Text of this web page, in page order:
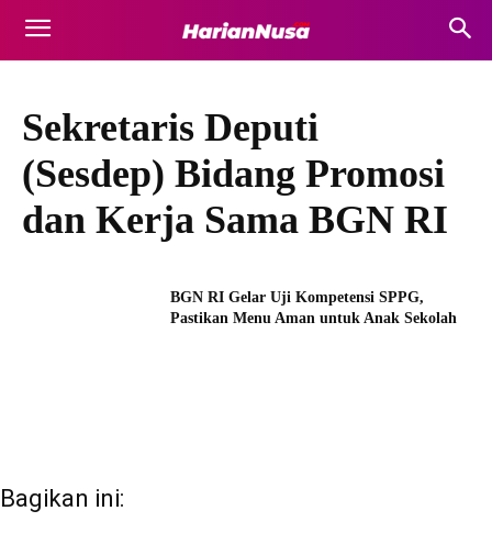
Sekretaris Deputi
(Sesdep) Bidang Promosi
dan Kerja Sama BGN RI
BGN RI Gelar Uji Kompetensi SPPG,
Pastikan Menu Aman untuk Anak Sekolah
Bagikan ini: